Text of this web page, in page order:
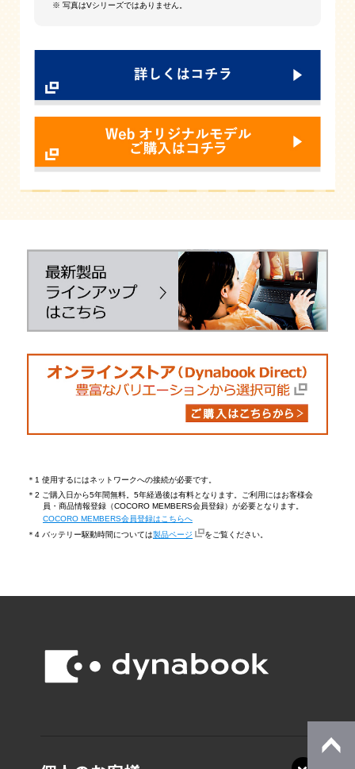
※ 写真はVシリーズではありません。
＊1 使用するにはネットワークへの接続が必要です。
＊2 ご購入日から5年間無料。5年経過後は有料となります。ご利用にはお客様会
員・商品情報登録（COCORO MEMBERS会員登録）が必要となります。
COCORO MEMBERS会員登録はこちらへ
＊4 バッテリー駆動時間については製品ページ をご覧ください。